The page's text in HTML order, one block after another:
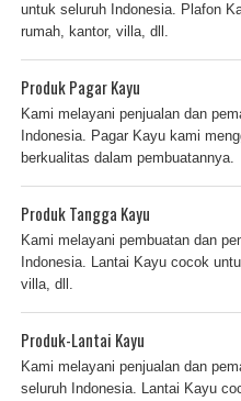
untuk seluruh Indonesia. Plafon
rumah, kantor, villa, dll.
Produk Pagar Kayu
Kami melayani penjualan dan
Indonesia. Pagar Kayu kami
berkualitas dalam pembuatannya.
Produk Tangga Kayu
Kami melayani pembuatan dan
Indonesia. Lantai Kayu cocok
villa, dll.
Produk-Lantai Kayu
Kami melayani penjualan dan
seluruh Indonesia. Lantai Kayu